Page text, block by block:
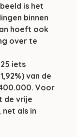
is het
binnen
hoeft ook
over te
iets
van de
Voor
de vrije
net als in